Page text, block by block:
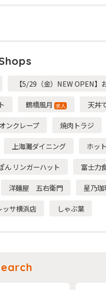
【5/29（金）NEW OPEN】
鶴橋風月 求人 天丼
ンクレープ 焼肉トラジ
上海灘ダイニング ホッ
ん リンガーハット 富士力
洋麺屋 五右衛門 星乃珈
ッサ横浜店 しゃぶ葉